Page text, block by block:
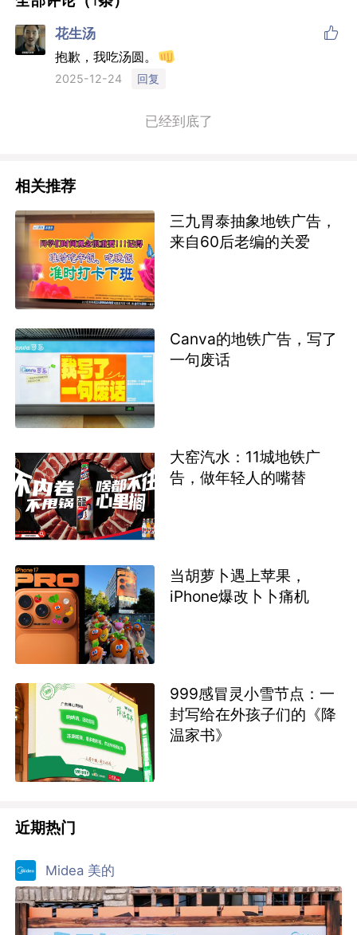
花生汤 
抱歉，我吃汤圆。
2025-12-24 回复
已经到底了
相关推荐
三九胃泰抽象地铁广告，
来自60后老编的关爱
Canva的地铁广告，写了
一句废话
大窑汽水：11城地铁广
告，做年轻人的嘴替
当胡萝卜遇上苹果，
iPhone爆改卜卜痛机
999感冒灵小雪节点：一
封写给在外孩子们的《降
温家书》
近期热门
Midea 美的